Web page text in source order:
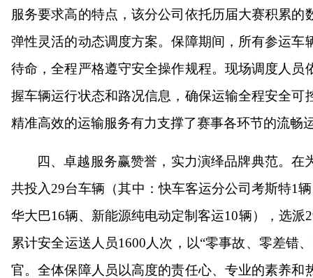
服务要求高的特点，该分公司依托历届大赛积累的
弹性灵活的动态调度方案。保障期间，所有参运车
待命，全程严格遵守安全操作规程。现场调度人员
握车辆运行状态和路况信息，确保运输全程安全可
精准高效的运输服务有力支撑了赛事各环节的流畅
四、卓越服务赢赞誉，实力演绎品牌典范。在
共投入29台车辆（其中：快车客运分公司考斯特1
华大巴16辆、新能源纯电动定制客运10辆），选派
累计安全运送人员1600人次，以“零事故、零差错
官。全体保障人员以高度的责任心、专业的素养和